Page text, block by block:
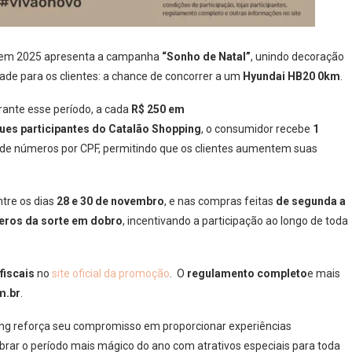
2025 apresenta a campanha “Sonho de Natal”, unindo decoração
para os clientes: a chance de concorrer a um Hyundai HB20 0km
esse período, a cada R$ 250 em
participantes do Catalão Shopping, o consumidor recebe 1
números por CPF, permitindo que os clientes aumentem suas
os dias 28 e 30 de novembro, e nas compras feitas de segunda a
da sorte em dobro, incentivando a participação ao longo de toda
no site oficial da promoção . O regulamento completoe mais
reforça seu compromisso em proporcionar experiências
o período mais mágico do ano com atrativos especiais para toda